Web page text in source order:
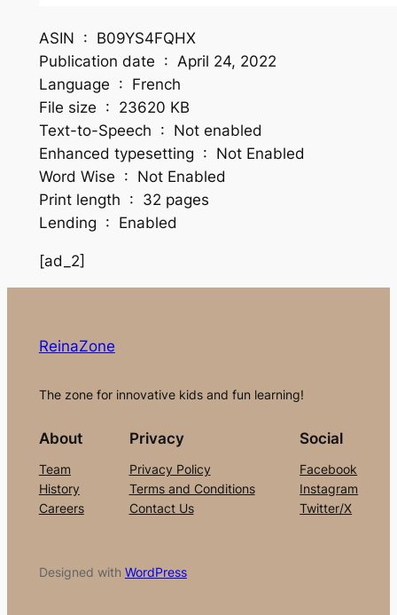
ASIN ‏ : ‎ B09YS4FQHX
Publication date ‏ : ‎ April 24, 2022
Language ‏ : ‎ French
File size ‏ : ‎ 23620 KB
Text-to-Speech ‏ : ‎ Not enabled
Enhanced typesetting ‏ : ‎ Not Enabled
Word Wise ‏ : ‎ Not Enabled
Print length ‏ : ‎ 32 pages
Lending ‏ : ‎ Enabled
[ad_2]
ReinaZone
The zone for innovative kids and fun learning!
About
Team
History
Careers
Privacy
Privacy Policy
Terms and Conditions
Contact Us
Social
Facebook
Instagram
Twitter/X
Designed with WordPress